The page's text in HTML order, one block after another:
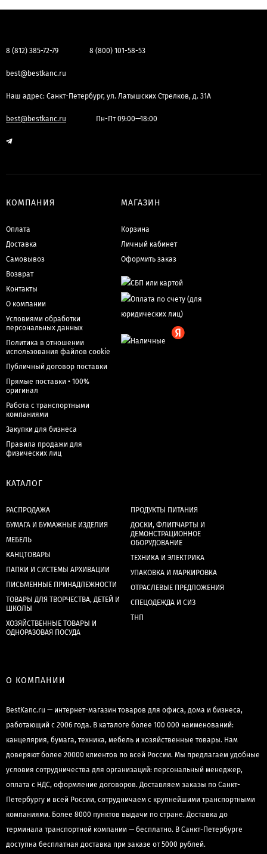
8 (812) 385-72-79 8 (800) 101-58-53
best@bestkanc.ru
Наш адрес: Санкт-Петербург, ул. Латышских Стрелков, д. 31А
best@bestkanc.ru Пн-Пт 09:00—18:00
КОМПАНИЯ
Оплата
Доставка
Самовывоз
Возврат
Контакты
О компании
Условиями обработки
персональных данных
Политика в отношении
использования файлов cookie
Публичный договор поставки
Прямые поставки • 100%
оригинал
Работа с транспортными
компаниями
Закупки для бизнеса
Правила продажи для
физических лиц
МАГАЗИН
Корзина
Личный кабинет
Оформить заказ
КАТАЛОГ
РАСПРОДАЖА
БУМАГА И БУМАЖНЫЕ ИЗДЕЛИЯ
МЕБЕЛЬ
КАНЦТОВАРЫ
ПАПКИ И СИСТЕМЫ АРХИВАЦИИ
ПИСЬМЕННЫЕ ПРИНАДЛЕЖНОСТИ
ТОВАРЫ ДЛЯ ТВОРЧЕСТВА, ДЕТЕЙ И
ШКОЛЫ
ХОЗЯЙСТВЕННЫЕ ТОВАРЫ И
ОДНОРАЗОВАЯ ПОСУДА
ПРОДУКТЫ ПИТАНИЯ
ДОСКИ, ФЛИПЧАРТЫ И
ДЕМОНСТРАЦИОННОЕ
ОБОРУДОВАНИЕ
ТЕХНИКА И ЭЛЕКТРИКА
УПАКОВКА И МАРКИРОВКА
ОТРАСЛЕВЫЕ ПРЕДЛОЖЕНИЯ
СПЕЦОДЕЖДА И СИЗ
ТНП
О КОМПАНИИ
BestKanc.ru — интернет-магазин товаров для офиса, дома и бизнеса,
работающий с 2006 года. В каталоге более 100 000 наименований:
канцелярия, бумага, техника, мебель и хозяйственные товары. Нам
доверяют более 20000 клиентов по всей России. Мы предлагаем удобные
условия сотрудничества для организаций: персональный менеджер,
оплата с НДС, оформление договоров. Доставляем заказы по Санкт-
Петербургу и всей России, сотрудничаем с крупнейшими транспортными
компаниями. Более 8000 пунктов выдачи по стране. Доставка до
терминала транспортной компании — бесплатно. В Санкт-Петербурге
доступна бесплатная доставка при заказе от 5000 рублей.